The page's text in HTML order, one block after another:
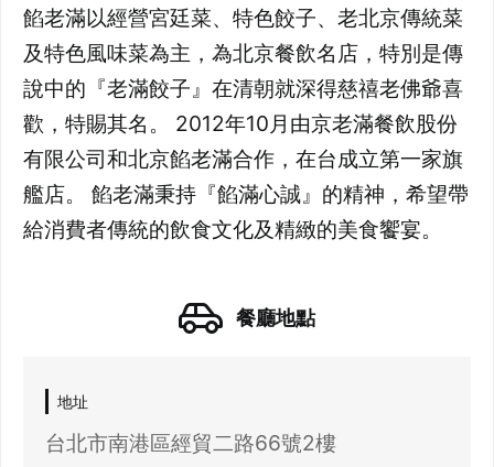
餡老滿以經營宮廷菜、特色餃子、老北京傳統菜
及特色風味菜為主，為北京餐飲名店，特別是傳
說中的『老滿餃子』在清朝就深得慈禧老佛爺喜
歡，特賜其名。 2012年10月由京老滿餐飲股份
有限公司和北京餡老滿合作，在台成立第一家旗
艦店。 餡老滿秉持『餡滿心誠』的精神，希望帶
給消費者傳統的飲食文化及精緻的美食饗宴。
餐廳地點
地址
台北市南港區經貿二路66號2樓